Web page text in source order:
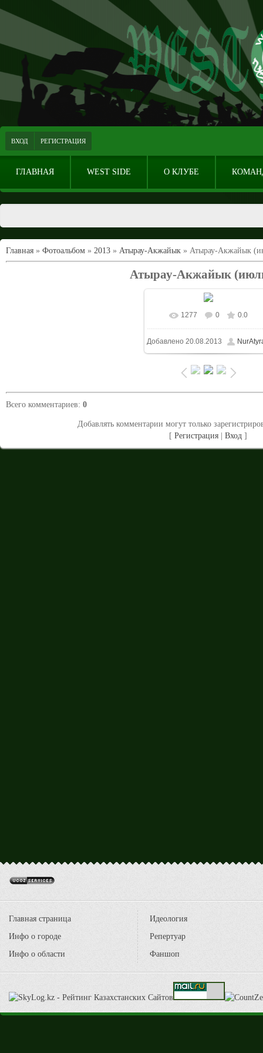
ВХОД РЕГИСТРАЦИЯ
ГЛАВНАЯ WEST SIDE О КЛУБЕ
Главная » Фотоальбом » 2013 » Атырау-Акжайык » Атырау-Акжайык
Атырау-Акжайык
В реальном размере
1024x683/ 236.7Kb
1277 0 0.0
Добавлено 20.08.2013
Всего комментариев: 0
Добавлять комментарии могут только
[Регистрация |Вход ]
Главная страница
Инфо о городе
Инфо о области
Идеология
Репертуар
Фаншоп